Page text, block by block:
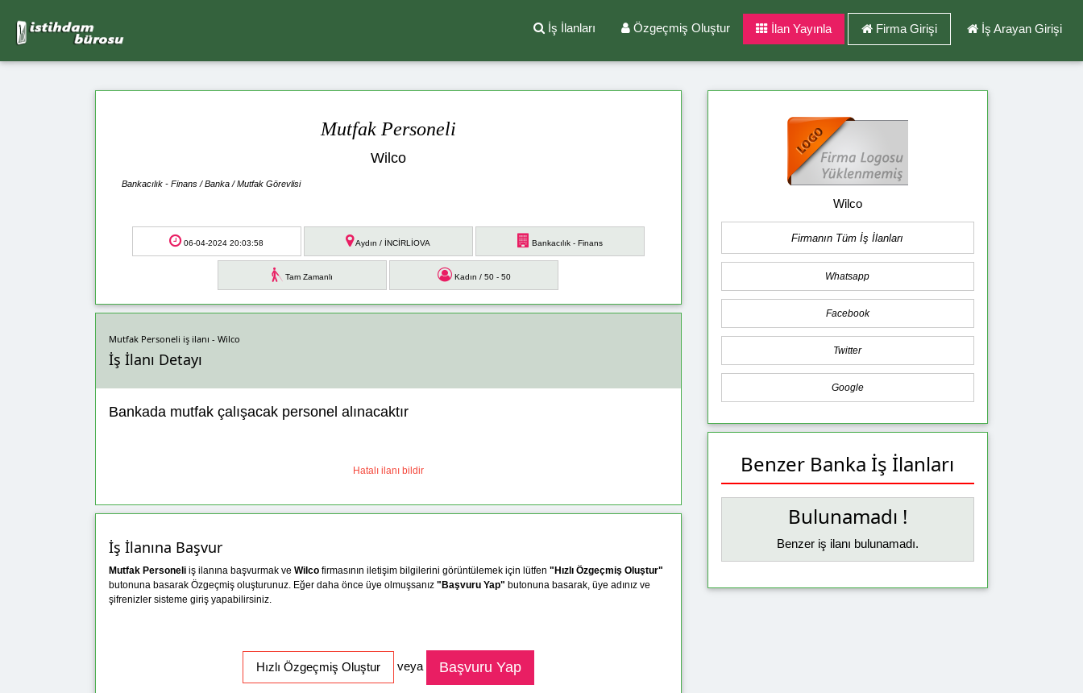
İş İlanları Özgeçmiş Oluştur İlan Yayınla Firma Girişi İş Arayan Girişi
Mutfak Personeli
Wilco
Bankacılık - Finans / Banka / Mutfak Görevlisi
06-04-2024 20:03:58 Aydın / İNCİRLİOVA Bankacılık - Finans
Tam Zamanlı Kadın / 50 - 50
Mutfak Personeli iş ilanı - Wilco
İş İlanı Detayı
Bankada mutfak çalışacak personel alınacaktır
Hatalı ilanı bildir
İş İlanına Başvur
Mutfak Personeli iş ilanına başvurmak ve Wilco firmasının iletişim bilgilerini görüntülemek için lütfen "Hızlı Özgeçmiş Oluştur"
butonuna basarak Özgeçmiş oluşturunuz. Eğer daha önce üye olmuşsanız "Başvuru Yap" butonuna basarak, üye adınız ve
şifrenizler sisteme giriş yapabilirsiniz.
veya
Wilco
Firmanın Tüm İş İlanları
Whatsapp
Facebook
Twitter
Google
Benzer Banka İş İlanları
Bulunamadı !
Benzer iş ilanı bulunamadı.